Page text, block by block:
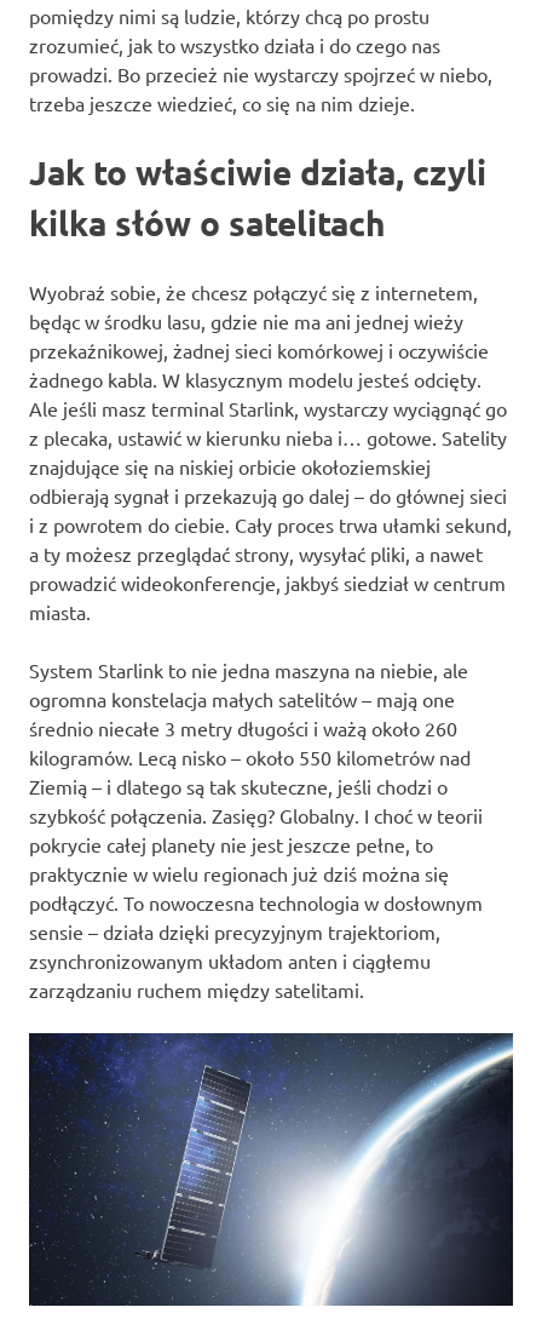
pomiędzy nimi są ludzie, którzy chcą po prostu
zrozumieć, jak to wszystko działa i do czego nas
prowadzi. Bo przecież nie wystarczy spojrzeć w niebo,
trzeba jeszcze wiedzieć, co się na nim dzieje.
Jak to właściwie działa, czyli
kilka słów o satelitach
Wyobraź sobie, że chcesz połączyć się z internetem,
będąc w środku lasu, gdzie nie ma ani jednej wieży
przekaźnikowej, żadnej sieci komórkowej i oczywiście
żadnego kabla. W klasycznym modelu jesteś odcięty.
Ale jeśli masz terminal Starlink, wystarczy wyciągnąć go
z plecaka, ustawić w kierunku nieba i… gotowe. Satelity
znajdujące się na niskiej orbicie okołoziemskiej
odbierają sygnał i przekazują go dalej – do głównej sieci
i z powrotem do ciebie. Cały proces trwa ułamki sekund,
a ty możesz przeglądać strony, wysyłać pliki, a nawet
prowadzić wideokonferencje, jakbyś siedział w centrum
miasta.
System Starlink to nie jedna maszyna na niebie, ale
ogromna konstelacja małych satelitów – mają one
średnio niecałe 3 metry długości i ważą około 260
kilogramów. Lecą nisko – około 550 kilometrów nad
Ziemią – i dlatego są tak skuteczne, jeśli chodzi o
szybkość połączenia. Zasięg? Globalny. I choć w teorii
pokrycie całej planety nie jest jeszcze pełne, to
praktycznie w wielu regionach już dziś można się
podłączyć. To nowoczesna technologia w dosłownym
sensie – działa dzięki precyzyjnym trajektoriom,
zsynchronizowanym układom anten i ciągłemu
zarządzaniu ruchem między satelitami.